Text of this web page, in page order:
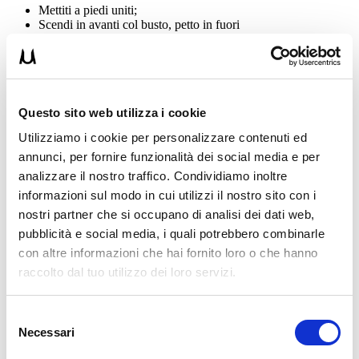
Questo sito web utilizza i cookie
Utilizziamo i cookie per personalizzare contenuti ed
annunci, per fornire funzionalità dei social media e per
analizzare il nostro traffico. Condividiamo inoltre
informazioni sul modo in cui utilizzi il nostro sito con i
nostri partner che si occupano di analisi dei dati web,
pubblicità e social media, i quali potrebbero combinarle
con altre informazioni che hai fornito loro o che hanno
raccolto dal tuo utilizzo dei loro servizi.
delNecessari
Mettiti a piedi uniti;
Scendi in avanti col busto, petto in fuori
Oltre a questi due disturbi posturali, la gravidanza comporta grandi
cambiamenti e diversi scompensi a livello fisico metabolico ed
Quali sono i cambiamenti e scompensi a
livello fisico metabolico ed ormonale?
Devi sapere che l’inevitabile riduzione di attività fisica ed un
cambiamento a livello nutrizionale comportano l’accumulo di tessuto
adiposo nelle diverse zone critiche della donna a secondo del
accumulare adipe soprattutto su fianchi, cosce e glutei) mentre il
biotipo androide ( o a mela) soprattutto nella parte alta del corpo.